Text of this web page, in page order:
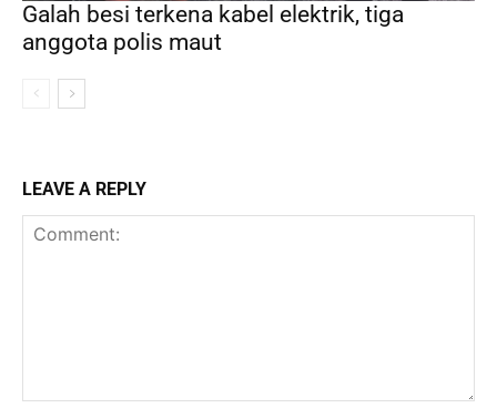
Galah besi terkena kabel elektrik, tiga
anggota polis maut
LEAVE A REPLY